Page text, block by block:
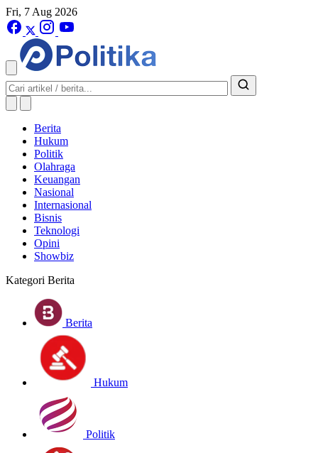
Fri, 7 Aug 2026
Berita
Hukum
Politik
Olahraga
Keuangan
Nasional
Internasional
Bisnis
Teknologi
Opini
Showbiz
Kategori Berita
Berita
Hukum
Politik